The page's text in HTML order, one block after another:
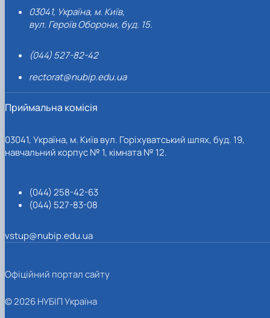
03041, Україна, м. Київ,
вул. Героїв Оборони, буд. 15.
(044) 527-82-42
rectorat@nubip.edu.ua
Приймальна комісія
03041, Україна, м. Київ вул. Горіхуватський шлях, буд. 19,
навчальний корпус № 1, кімната № 12.
(044) 258-42-63
(044) 527-83-08
vstup@nubip.edu.ua
Офіційний портал сайту
© 2026 НУБІП Україна